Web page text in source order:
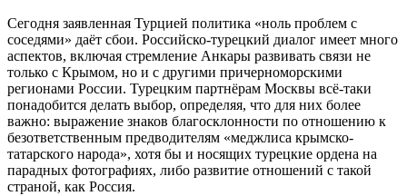
Сегодня заявленная Турцией политика «ноль проблем с
соседями» даёт сбои. Российско-турецкий диалог имеет много
аспектов, включая стремление Анкары развивать связи не
только с Крымом, но и с другими причерноморскими
регионами России. Турецким партнёрам Москвы всё-таки
понадобится делать выбор, определяя, что для них более
важно: выражение знаков благосклонности по отношению к
безответственным предводителям «меджлиса крымско-
татарского народа», хотя бы и носящих турецкие ордена на
парадных фотографиях, либо развитие отношений с такой
страной, как Россия.